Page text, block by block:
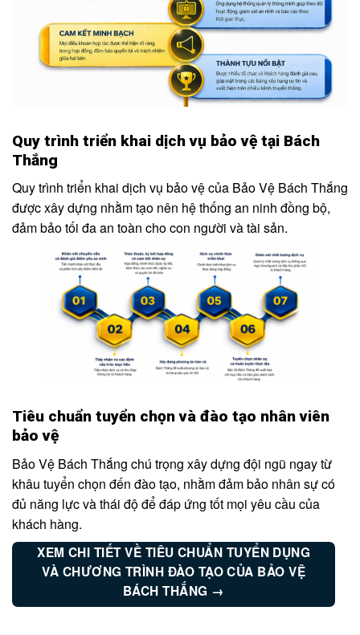
Quy trình triển khai dịch vụ bảo vệ tại Bách
Thắng
Quy trình triển khai dịch vụ bảo vệ của Bảo Vệ Bách Thắng
được xây dựng nhằm tạo nên hệ thống an ninh đồng bộ,
đảm bảo tối đa an toàn cho con người và tài sản.
Tiêu chuẩn tuyển chọn và đào tạo nhân viên
bảo vệ
Bảo Vệ Bách Thắng chú trọng xây dựng đội ngũ ngay từ
khâu tuyển chọn đến đào tạo, nhằm đảm bảo nhân sự có
đủ năng lực và thái độ để đáp ứng tốt mọi yêu cầu của
khách hàng.
XEM CHI TIẾT VỀ TIÊU CHUẨN TUYỂN DỤNG
VÀ CHƯƠNG TRÌNH ĐÀO TẠO CỦA BẢO VỆ
BÁCH THẮNG →